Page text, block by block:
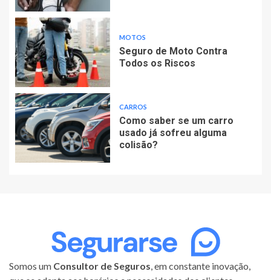
MOTOS
Seguro de Moto Contra
Todos os Riscos
CARROS
Como saber se um carro
usado já sofreu alguma
colisão?
Somos um Consultor de Seguros, em constante inovação,